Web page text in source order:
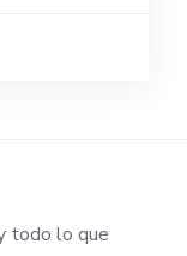
todo lo que